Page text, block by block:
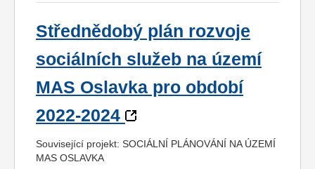
Střednědobý plán rozvoje
sociálních služeb na území
MAS Oslavka pro období
2022-2024
Související projekt: SOCIÁLNÍ PLÁNOVÁNÍ NA ÚZEMÍ
MAS OSLAVKA